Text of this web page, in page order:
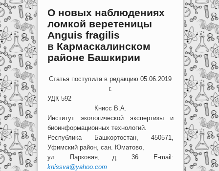
О новых наблюдениях
ломкой веретеницы
Anguis fragilis
в Кармаскалинском
районе Башкирии
Статья поступила в редакцию 05.06.2019
г.
УДК 592
Книсс В.А.
Институт экологической экспертизы и
биоинформационных технологий.
Республика Башкортостан, 450571,
Уфимский район, сан. Юматово,
ул. Парковая, д. 36. Е-mail:
knissva@yahoo. com